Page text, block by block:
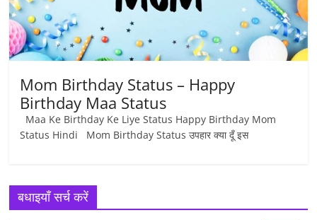
Mom Birthday Status – Happy
Birthday Maa Status
Maa Ke Birthday Ke Liye Status Happy Birthday Mom
Status Hindi Mom Birthday Status उपहार क्या दूँ इस
बधाइयाँ सर्च करें